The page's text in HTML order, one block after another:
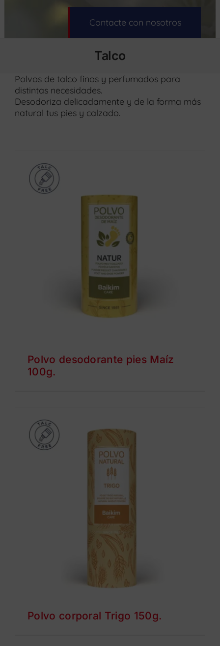
Contacte con nosotros
Talco
Polvos de talco finos y perfumados para
distintas necesidades.
Desodoriza delicadamente y de la forma más
natural tus pies y calzado.
Polvo desodorante pies Maíz
100g.
Polvo corporal Trigo 150g.